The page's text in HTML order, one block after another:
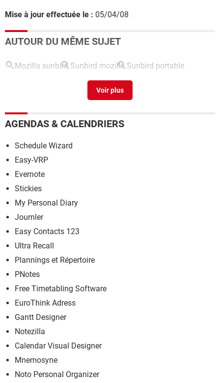
Mise à jour effectuée le : 05/04/08
AUTOUR DU MÊME SUJET
Mozilla sunbird Sunbird mozilla Sunbird portable
Iphone & mozilla Sunbird>Forum iPhone
AGENDAS & CALENDRIERS
Schedule Wizard
Easy-VRP
Evernote
Stickies
My Personal Diary
Journler
Easy Contacts 123
Ultra Recall
Plannings et Répertoire
PNotes
Free Timetabling Software
EuroThink Adress
Gantt Designer
Notezilla
Calendar Visual Designer
Mnemosyne
Noto Personal Organizer